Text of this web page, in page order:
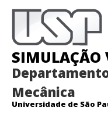
SIMULAÇÃO
Mecânica
Universidade de São